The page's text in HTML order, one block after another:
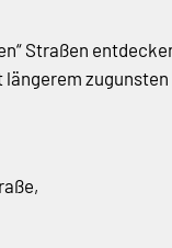
Straßen